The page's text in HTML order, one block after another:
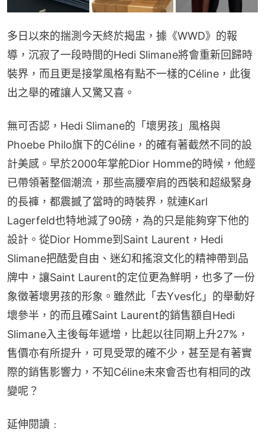
多日以來的揣測今天終於揭盅，據《WWD》的報
導，沉寂了一段時間的Hedi Slimane將會重新回歸時
裝界，而且更是接掌風格有點不一樣的Céline，此復
出之舉的確讓人又驚又喜。
無可否認，Hedi Slimane的「壞男孩」風格與
Phoebe Philo旗下的Céline，的確有著截然不同的設
計美感。早於2000年掌舵Dior Homme的時候，他經
已帶領著整個潮流，那些高腰窄肩的西裝和超級緊身
的長褲，都震撼了當時的時裝界，就連Karl
Lagerfeld也特地減了90磅，為的只是能夠穿下他的
設計。從Dior Homme到Saint Laurent，Hedi
Slimane把酷愛自由、迷幻和搖滾文化的精神帶到品
牌中，讓Saint Laurent的定位更為鮮明，也多了一份
象徵著壞男孩的形象。雖然此「去Yves化」的舉動好
壞參半，的而且確Saint Laurent的銷售額自Hedi
Slimane入主後每年遞增，比起以往同期上升27%，
售價亦有所提升，可見受眾的確不少，甚至是有著實
際的銷售影響力，不知Céline未來會否也有相同的改
變呢？
延伸閱讀﹕